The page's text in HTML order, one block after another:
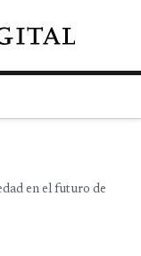
principal
en el futuro de